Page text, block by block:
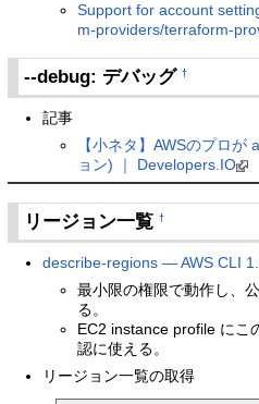
Support for account
m-providers/terraform-
--debug: デバッグ†
記事
【小ネタ】AWSのプロ
ョン) ｜ Developers.IO
リージョン一覧†
describe-regions — AWS CLI
最小限の権限で動作し、
る。
EC2 instance profile にこ
認に使える。
リージョン一覧の取得